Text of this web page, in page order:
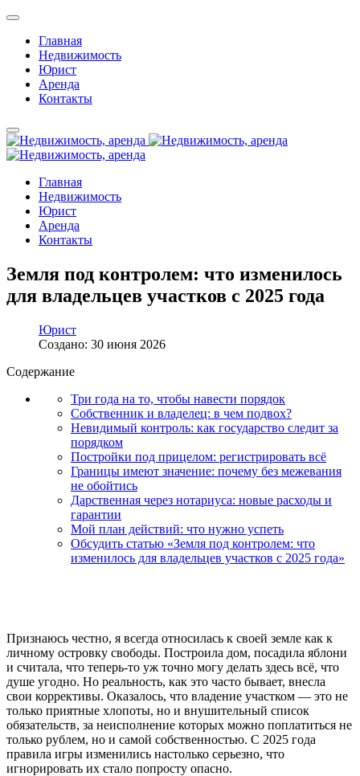
Главная
Недвижимость
Юрист
Аренда
Контакты
Главная
Недвижимость
Юрист
Аренда
Контакты
Земля под контролем: что изменилось
для владельцев участков с 2025 года
Юрист
Создано: 30 июня 2026
Содержание
Три года на то, чтобы навести порядок
Собственник и владелец: в чем подвох?
Невидимый контроль: как государство следит за
порядком
Постройки под прицелом: регистрировать всё
Границы имеют значение: почему без межевания
не обойтись
Дарственная через нотариуса: новые расходы и
гарантии
Мой план действий: что нужно успеть
Обсудить статью «Земля под контролем: что
изменилось для владельцев участков с 2025 года»
Признаюсь честно, я всегда относилась к своей земле как к
личному островку свободы. Построила дом, посадила яблони
и считала, что теперь-то уж точно могу делать здесь всё, что
душе угодно. Но реальность, как это часто бывает, внесла
свои коррективы. Оказалось, что владение участком — это не
только приятные хлопоты, но и внушительный список
обязательств, за неисполнение которых можно поплатиться не
только рублем, но и самой собственностью. С 2025 года
правила игры изменились настолько серьезно, что
игнорировать их стало попросту опасно.